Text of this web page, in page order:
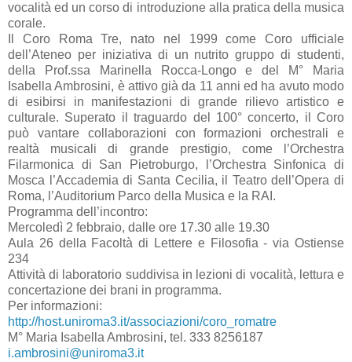
vocalità ed un corso di introduzione alla pratica della musica
corale.
Il Coro Roma Tre, nato nel 1999 come Coro ufficiale
dell’Ateneo per iniziativa di un nutrito gruppo di studenti,
della Prof.ssa Marinella Rocca-Longo e del M° Maria
Isabella Ambrosini, è attivo già da 11 anni ed ha avuto modo
di esibirsi in manifestazioni di grande rilievo artistico e
culturale. Superato il traguardo del 100° concerto, il Coro
può vantare collaborazioni con formazioni orchestrali e
realtà musicali di grande prestigio, come l’Orchestra
Filarmonica di San Pietroburgo, l’Orchestra Sinfonica di
Mosca l’Accademia di Santa Cecilia, il Teatro dell’Opera di
Roma, l’Auditorium Parco della Musica e la RAI.
Programma dell’incontro:
Mercoledì 2 febbraio, dalle ore 17.30 alle 19.30
Aula 26 della Facoltà di Lettere e Filosofia - via Ostiense
234
Attività di laboratorio suddivisa in lezioni di vocalità, lettura e
concertazione dei brani in programma.
Per informazioni:
http://host.uniroma3.it/associazioni/coro_romatre
M° Maria Isabella Ambrosini, tel. 333 8256187
i.ambrosini@uniroma3.it